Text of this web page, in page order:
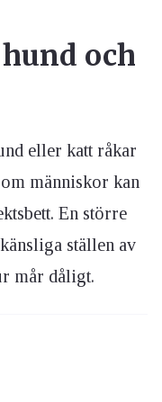
och
eller katt råkar
människor kan
En större
ställen av
mår dåligt.